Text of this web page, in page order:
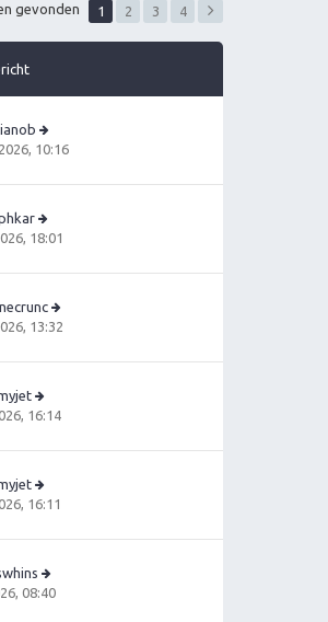
gevonden 1 2 3 4
B
ki
la
a
e
b
ri
h
t
10:16
B
ki
la
a
e
b
ri
h
t
18:01
B
ki
a
b
ri
t
13:32
B
ki
la
a
e
b
16:14
B
ki
la
a
16:11
B
08:40